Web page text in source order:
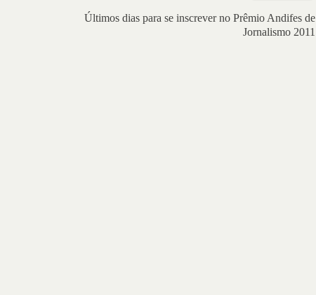
Últimos dias para se inscrever no Prêmio Andifes de
Jornalismo 2011